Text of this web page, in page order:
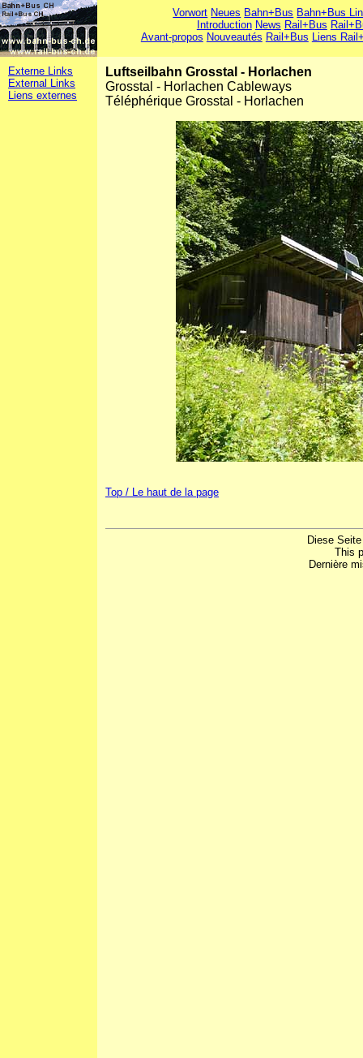
Vorwort Neues Bahn+Bus Bahn+Bus
Introduction News Rail+Bus
Avant-propos Nouveautés Rail+Bus Liens
Externe Links
External Links
Liens externes
Luftseilbahn Grosstal - Horlachen
Grosstal - Horlachen Cableways
Téléphérique Grosstal - Horlachen
Top / Le haut de la page
Diese
This
Dernière